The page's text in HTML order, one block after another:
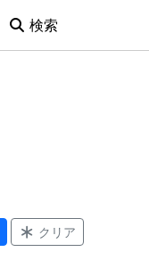
検索
クリア